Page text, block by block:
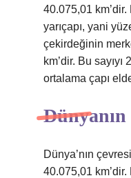
40.075,01 km’dir.
yarıçapı, yani
çekirdeğinin
km’dir. Bu
ortalama çapı
Dünya’nın
40.075,01 km’dir.